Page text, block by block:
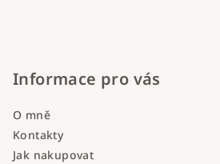
Informace pro vás
O mně
Kontakty
Jak nakupovat